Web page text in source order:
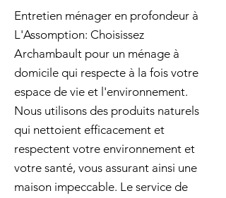
Entretien ménager en profondeur à
L'Assomption: Choisissez
Archambault pour un ménage à
domicile qui respecte à la fois votre
espace de vie et l'environnement.
Nous utilisons des produits naturels
qui nettoient efficacement et
respectent votre environnement et
votre santé, vous assurant ainsi une
maison impeccable. Le service de